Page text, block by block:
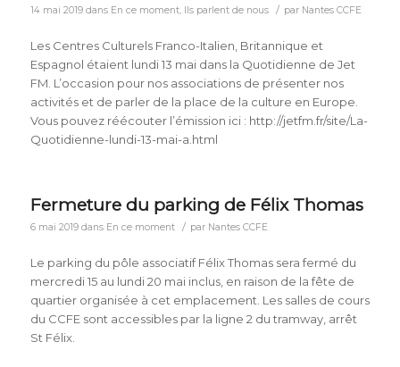
14 mai 2019 dans En ce moment, Ils parlent de nous / par Nantes CCFE
Les Centres Culturels Franco-Italien, Britannique et
Espagnol étaient lundi 13 mai dans la Quotidienne de Jet
FM. L’occasion pour nos associations de présenter nos
activités et de parler de la place de la culture en Europe.
Vous pouvez réécouter l’émission ici : http://jetfm.fr/site/La-
Quotidienne-lundi-13-mai-a.html
Fermeture du parking de Félix Thomas
6 mai 2019 dans En ce moment / par Nantes CCFE
Le parking du pôle associatif Félix Thomas sera fermé du
mercredi 15 au lundi 20 mai inclus, en raison de la fête de
quartier organisée à cet emplacement. Les salles de cours
du CCFE sont accessibles par la ligne 2 du tramway, arrêt
St Félix.